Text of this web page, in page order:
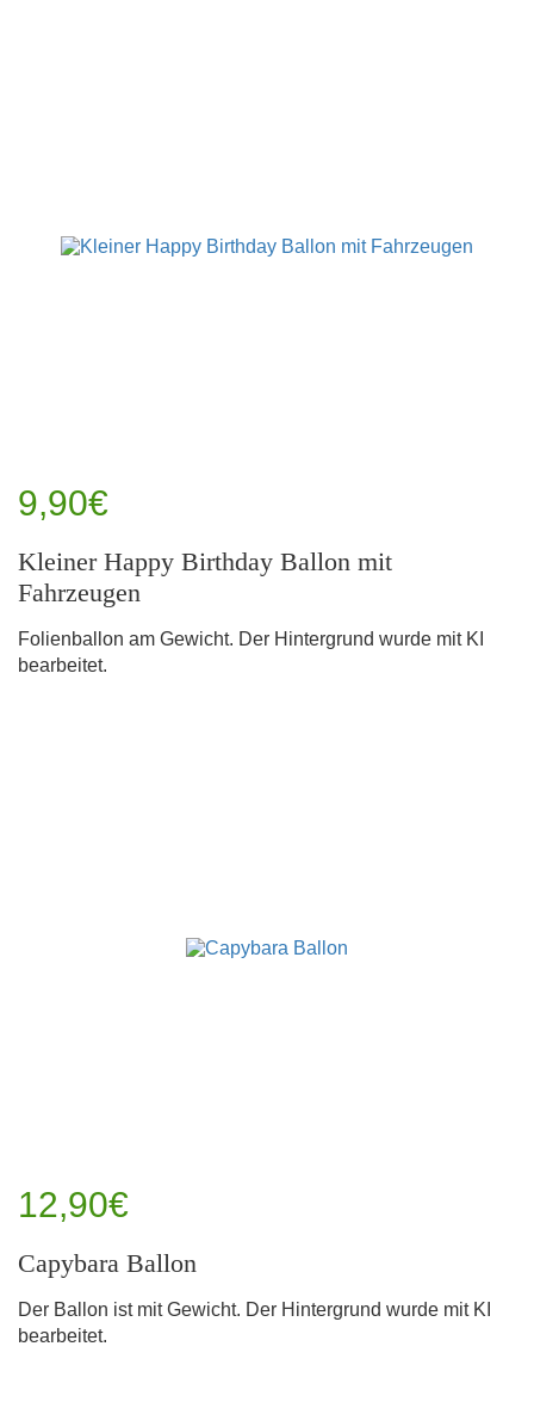
9,90€
Kleiner Happy Birthday Ballon mit
Fahrzeugen
Folienballon am Gewicht. Der Hintergrund wurde mit KI
bearbeitet.
12,90€
Capybara Ballon
Der Ballon ist mit Gewicht. Der Hintergrund wurde mit KI
bearbeitet.